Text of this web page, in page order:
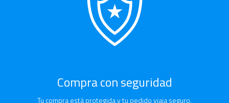
Compra con seguridad
Tu compra está protegida y tu pedido viaja seguro.